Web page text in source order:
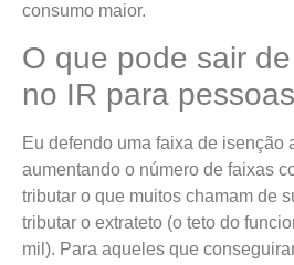
consumo maior.
O que pode sair
no IR para
Eu defendo uma faixa de isenção
aumentando o número de faixas
tributar o que muitos chamam de
tributar o extrateto (o teto do
mil). Para aqueles que